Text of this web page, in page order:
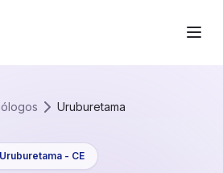
Uruburetama
Uruburetama - CE